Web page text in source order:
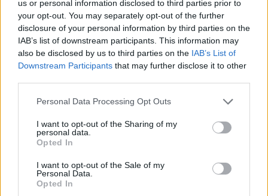
us or personal information disclosed to third parties prior to
your opt-out. You may separately opt-out of the further
disclosure of your personal information by third parties on the
IAB’s list of downstream participants. This information may
also be disclosed by us to third parties on the IAB’s List of
Downstream Participants that may further disclose it to other
Personal Data Processing Opt Outs
I want to opt-out of the Sharing of my
personal data.
Opted In
I want to opt-out of the Sale of my
Personal Data.
Opted In
πάντα μετά την άσκηση
27 Φεβρουαρίου 2026
Ωρίων – Σπάνια νοσήματα
συνδέονται με μνημεία που
27 Φεβρουαρίου 2026
Γεωργιάδης: Πολλαπλά οφέλη από
τη συνεργασία δημοσίου και
27 Φεβρουαρίου 2026